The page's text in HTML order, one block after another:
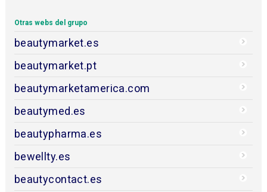
Otras webs del grupo
beautymarket.es
beautymarket.pt
beautymarketamerica.com
beautymed.es
beautypharma.es
bewellty.es
beautycontact.es